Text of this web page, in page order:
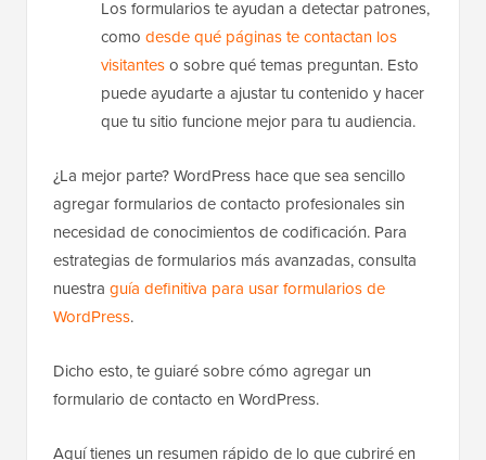
Los formularios te ayudan a detectar patrones,
como desde qué páginas te contactan los
visitanteso sobre qué temas preguntan. Esto
puede ayudarte a ajustar tu contenido y hacer
que tu sitio funcione mejor para tu audiencia.
¿La mejor parte? WordPress hace que sea sencillo
agregar formularios de contacto profesionales sin
necesidad de conocimientos de codificación. Para
estrategias de formularios más avanzadas, consulta
nuestra guía definitiva para usar formularios de
WordPress.
Dicho esto, te guiaré sobre cómo agregar un
formulario de contacto en WordPress.
Aquí tienes un resumen rápido de lo que cubriré en